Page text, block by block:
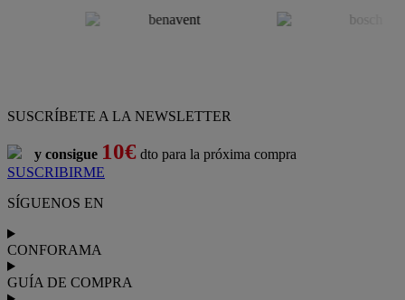
SUSCRÍBETE A LA NEWSLETTER
y consigue 10€ dto para la próxima compra
SUSCRIBIRME
SÍGUENOS EN
CONFORAMA
GUÍA DE COMPRA